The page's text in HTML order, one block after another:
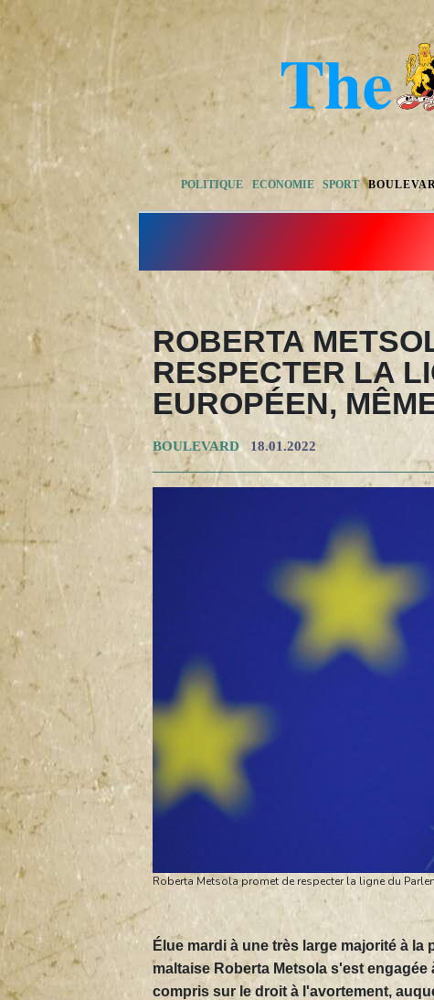
POLITIQUE ECONOMIE SPORT
ROBERTA
RESPECTER LA
EUROPÉEN,
BOULEVARD 18.01.2022
Roberta Metsola promet de respecter la ligne du
Élue mardi à une très large majorité à
maltaise Roberta Metsola s'est
compris sur le droit à l'avortement,